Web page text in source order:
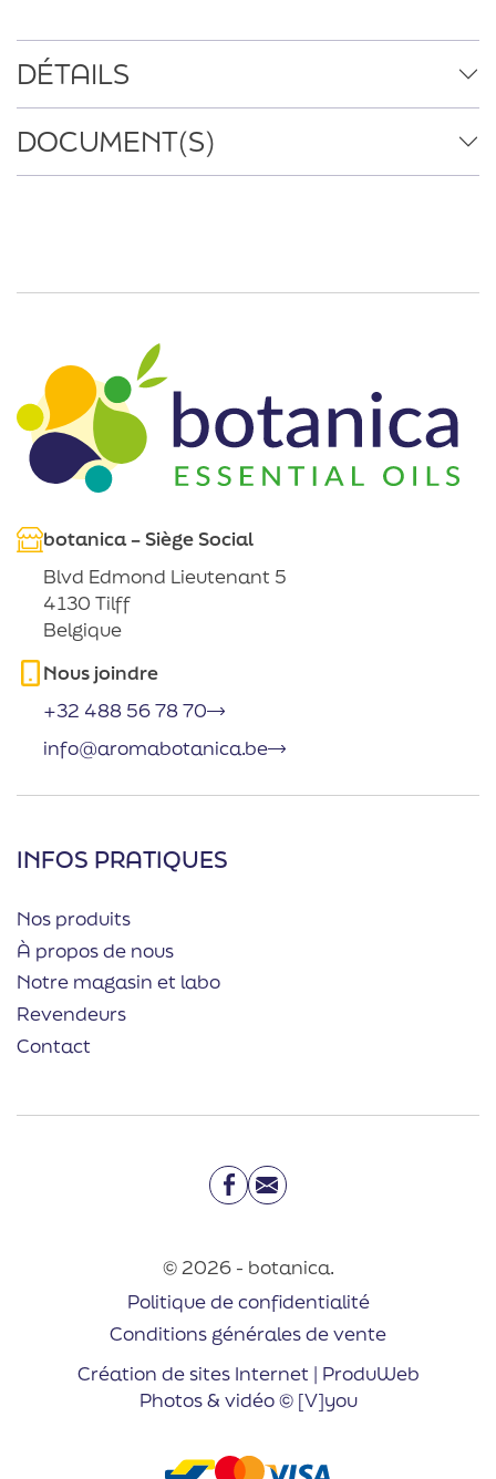
DÉTAILS
DOCUMENT(S)
botanica – Siège Social
Blvd Edmond Lieutenant 5
4130 Tilff
Belgique
Nous joindre
+32 488 56 78 70
info@aromabotanica.be
INFOS PRATIQUES
Nos produits
À propos de nous
Notre magasin et labo
Revendeurs
Contact
Facebook
Email
© 2026 - botanica.
Politique de confidentialité
Conditions générales de vente
Création de sites Internet | ProduWeb
Photos & vidéo © [V]you